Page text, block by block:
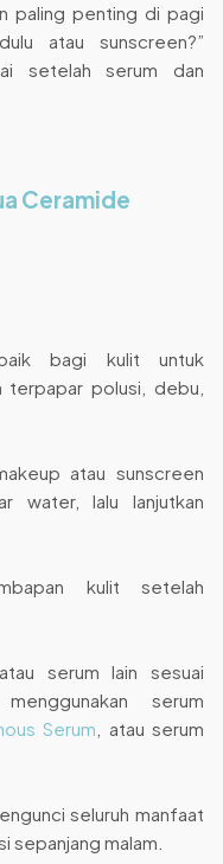
paling penting di pagi
atau sunscreen?”
setelah serum dan
Ceramide
bagi kulit untuk
terpapar polusi, debu,
atau sunscreen
water, lalu lanjutkan
kulit setelah
serum lain sesuai
serum
Serum , atau serum
seluruh manfaat
sepanjang malam.